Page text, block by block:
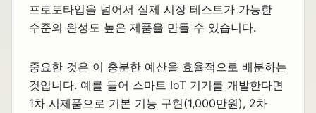
프로토타입을 넘어서 실제 시장 테스트가 가능한
수준의 완성도 높은 제품을 만들 수 있습니다.
중요한 것은 이 충분한 예산을 효율적으로 배분하는
것입니다. 예를 들어 스마트 IoT 기기를 개발한다면
1차 시제품으로 기본 기능 구현(1,000만원), 2차